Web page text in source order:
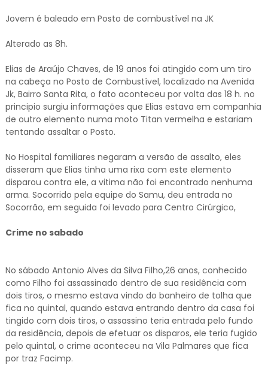
Jovem é baleado em Posto de combustível na JK
Alterado as 8h.
Elias de Araújo Chaves, de 19 anos foi atingido com um tiro
na cabeça no Posto de Combustível, localizado na Avenida
Jk, Bairro Santa Rita, o fato aconteceu por volta das 18 h. no
principio surgiu informações que Elias estava em companhia
de outro elemento numa moto Titan vermelha e estariam
tentando assaltar o Posto.
No Hospital familiares negaram a versão de assalto, eles
disseram que Elias tinha uma rixa com este elemento
disparou contra ele, a vitima não foi encontrado nenhuma
arma. Socorrido pela equipe do Samu, deu entrada no
Socorrão, em seguida foi levado para Centro Cirúrgico,
Crime no sabado
No sábado Antonio Alves da Silva Filho,26 anos, conhecido
como Filho foi assassinado dentro de sua residência com
dois tiros, o mesmo estava vindo do banheiro de tolha que
fica no quintal, quando estava entrando dentro da casa foi
tingido com dois tiros, o assassino teria entrada pelo fundo
da residência, depois de efetuar os disparos, ele teria fugido
pelo quintal, o crime aconteceu na Vila Palmares que fica
por traz Facimp.